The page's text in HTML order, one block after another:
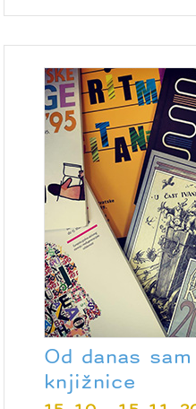
Od danas
knjižnice